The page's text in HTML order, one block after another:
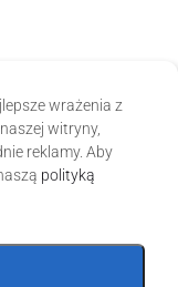
wrażenia z
witryny,
reklamy. Aby
polityką